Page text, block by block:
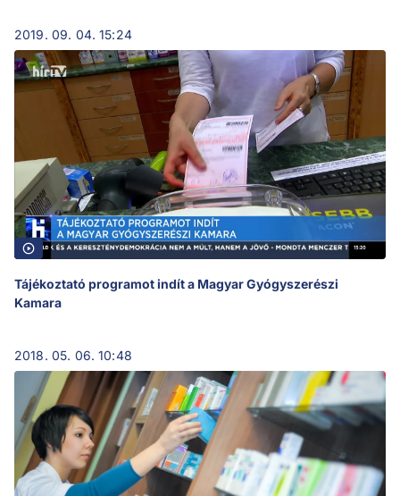
2019. 09. 04. 15:24
Tájékoztató programot indít a Magyar Gyógyszerészi
Kamara
2018. 05. 06. 10:48